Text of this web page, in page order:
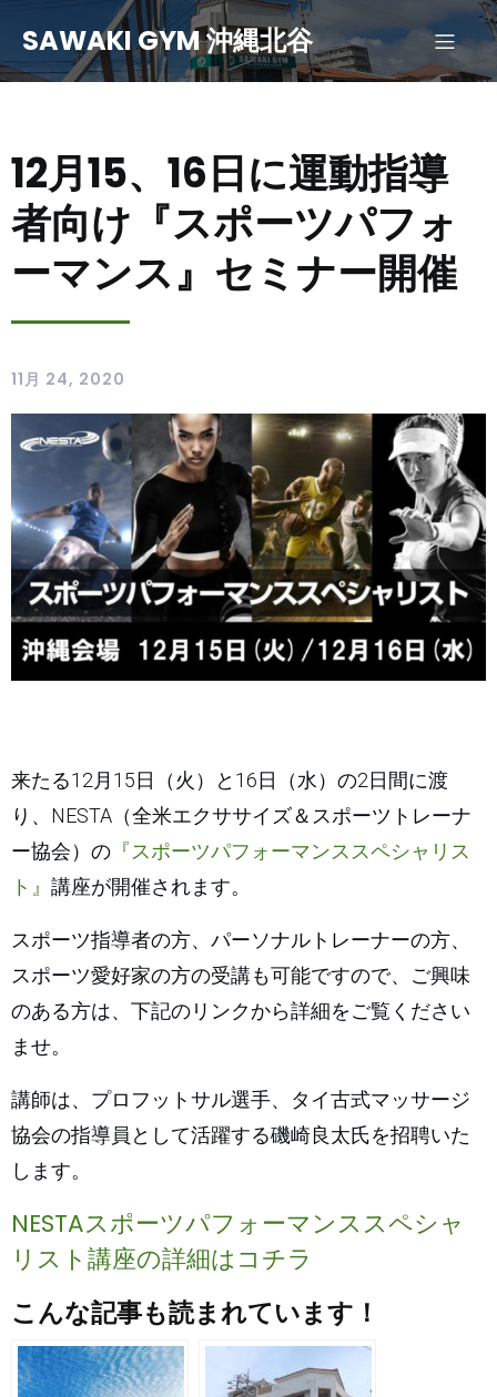
SAWAKI GYM 沖縄北谷
12月15、16日に運動指導
者向け『スポーツパフォ
ーマンス』セミナー開催
11月 24, 2020
来たる12月15日（火）と16日（水）の2日間に渡
り、NESTA（全米エクササイズ＆スポーツトレーナ
ー協会）の 『スポーツパフォーマンススペシャリス
ト』 講座が開催されます。
スポーツ指導者の方、パーソナルトレーナーの方、
スポーツ愛好家の方の受講も可能ですので、ご興味
のある方は、下記のリンクから詳細をご覧ください
ませ。
講師は、プロフットサル選手、タイ古式マッサージ
協会の指導員として活躍する磯崎良太氏を招聘いた
します。
NESTAスポーツパフォーマンススペシャ
リスト講座の詳細はコチラ
こんな記事も読まれています！